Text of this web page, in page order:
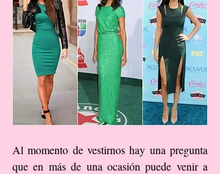
Al momento de vestirnos hay una pregunta
que en más de una ocasión puede venir a